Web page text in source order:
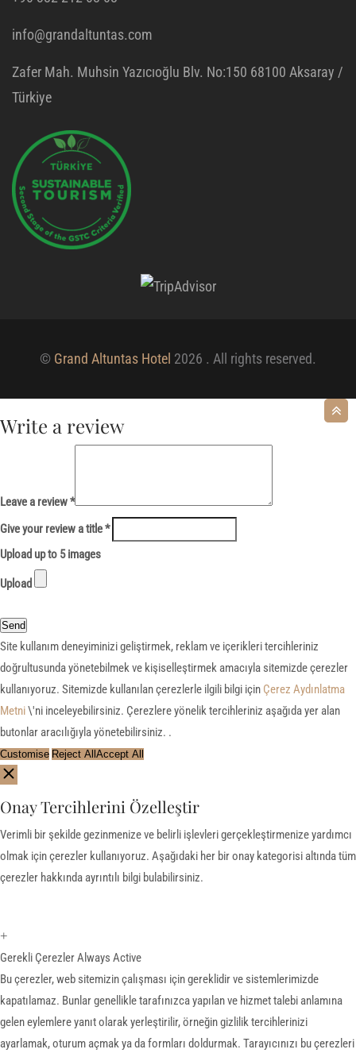
info@grandaltuntas.com
Zafer Mah. Muhsin Yazıcıoğlu Blv. No:150 68100 Aksaray /
Türkiye
© Grand Altuntas Hotel 2026 . All rights reserved.
Write a review
Leave a review *
Give your review a title *
Upload up to 5 images
Upload
Send
Site kullanım deneyiminizi geliştirmek, reklam ve içerikleri tercihleriniz
doğrultusunda yönetebilmek ve kişiselleştirmek amacıyla sitemizde çerezler
kullanıyoruz. Sitemizde kullanılan çerezlerle ilgili bilgi için Çerez Aydınlatma
Metni\'ni inceleyebilirsiniz. Çerezlere yönelik tercihleriniz aşağıda yer alan
butonlar aracılığıyla yönetebilirsiniz. .
Customise Reject All Accept All
Onay Tercihlerini Özelleştir
Verimli bir şekilde gezinmenize ve belirli işlevleri gerçekleştirmenize yardımcı
olmak için çerezler kullanıyoruz. Aşağıdaki her bir onay kategorisi altında tüm
çerezler hakkında ayrıntılı bilgi bulabilirsiniz.
+
Gerekli ÇerezlerAlways Active
Bu çerezler, web sitemizin çalışması için gereklidir ve sistemlerimizde
kapatılamaz. Bunlar genellikle tarafınızca yapılan ve hizmet talebi anlamına
gelen eylemlere yanıt olarak yerleştirilir, örneğin gizlilik tercihlerinizi
ayarlamak, oturum açmak ya da formları doldurmak. Tarayıcınızı bu çerezleri